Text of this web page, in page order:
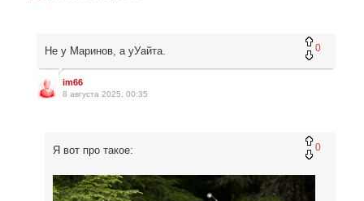
0
Не у Маринов, а уУайта.
im66
8 августа 2025, 00:35
0
Я вот про такое: